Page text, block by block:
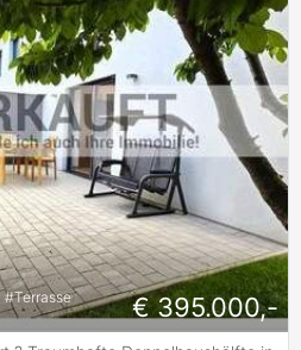
#Terrasse
€ 395.000,-